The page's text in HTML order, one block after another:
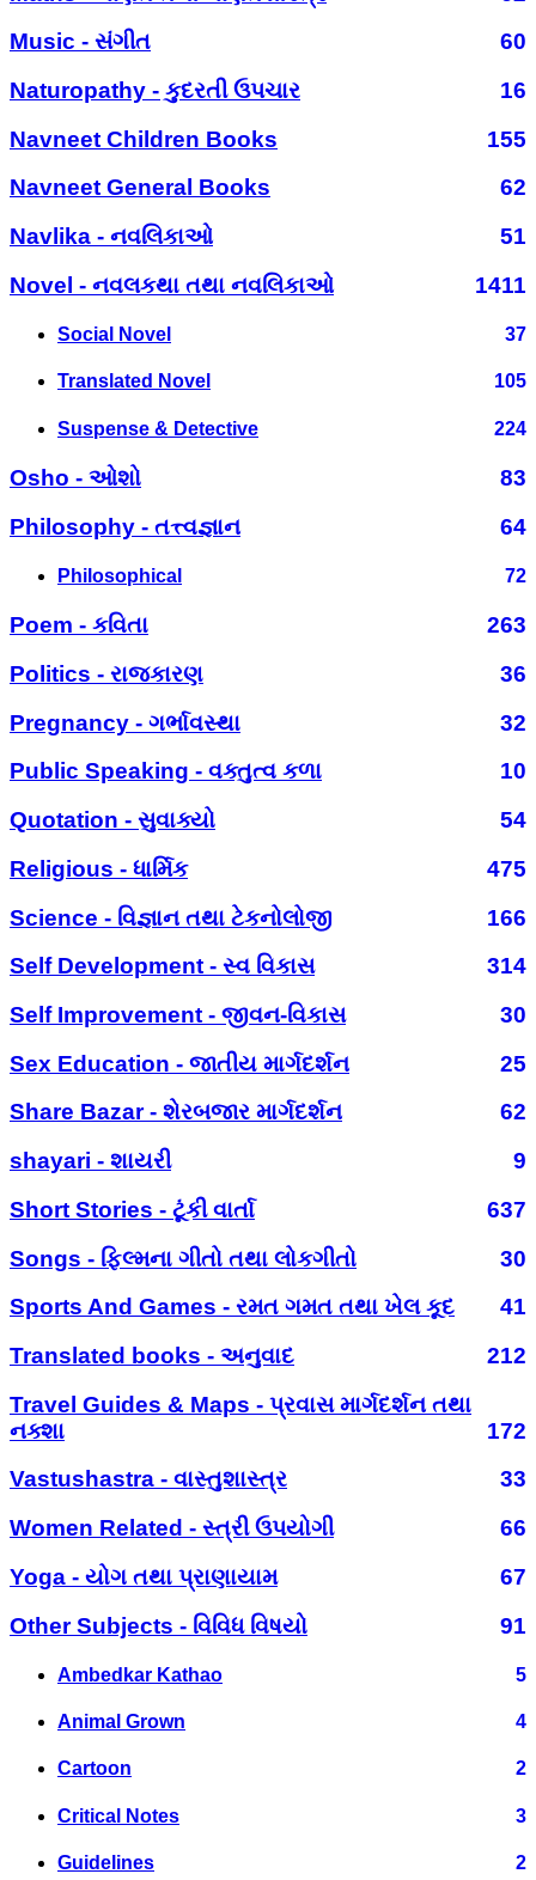
Music - સંગીત
60
Naturopathy - કુદરતી ઉપચાર
16
Navneet Children Books
155
Navneet General Books
62
Navlika - નવલિકાઓ
51
Novel - નવલકથા તથા નવલિકાઓ
1411
Social Novel 37
Translated Novel 105
Suspense & Detective 224
Osho - ઓશો
83
Philosophy - તત્ત્વજ્ઞાન
64
Philosophical 72
Poem - કવિતા
263
Politics - રાજકારણ
36
Pregnancy - ગર્ભાવસ્થા
32
Public Speaking - વક્તુત્વ કળા
10
Quotation - સુવાક્યો
54
Religious - ધાર્મિક
475
Science - વિજ્ઞાન તથા ટેકનોલોજી
166
Self Development - સ્વ વિકાસ
314
Self Improvement - જીવન-વિકાસ
30
Sex Education - જાતીય માર્ગદર્શન
25
Share Bazar - શેરબજાર માર્ગદર્શન
62
shayari - શાયરી
9
Short Stories - ટૂંકી વાર્તા
637
Songs - ફિલ્મના ગીતો તથા લોકગીતો
30
Sports And Games - રમત ગમત તથા ખેલ કૂદ
41
Translated books - અનુવાદ
212
Travel Guides & Maps - પ્રવાસ માર્ગદર્શન તથા
નક્શા
172
Vastushastra - વાસ્તુશાસ્ત્ર
33
Women Related - સ્ત્રી ઉપયોગી
66
Yoga - યોગ તથા પ્રાણાયામ
67
Other Subjects - વિવિધ વિષયો
91
Ambedkar Kathao 5
Animal Grown 4
Cartoon 2
Critical Notes 3
Guidelines 2